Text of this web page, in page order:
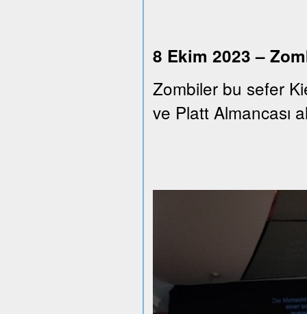
8 Ekim 2023 –
Zombiler bu sefer
ve Platt Almancası